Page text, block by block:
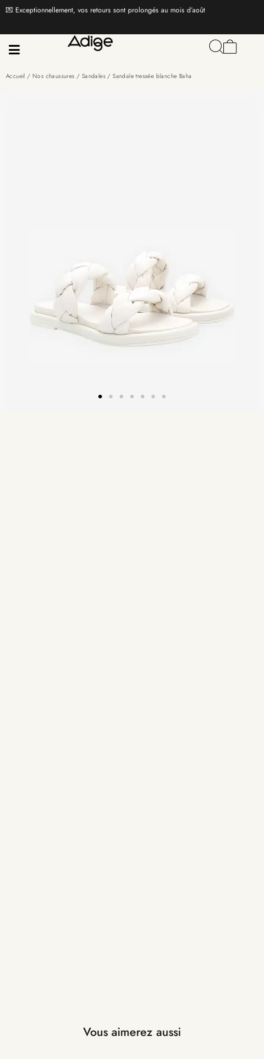
💌 Exceptionnellement, vos retours sont prolongés au mois d’août
Accueil /Nos chaussures / Sandales / Sandale tressée blanche Baha
Vous aimerez aussi